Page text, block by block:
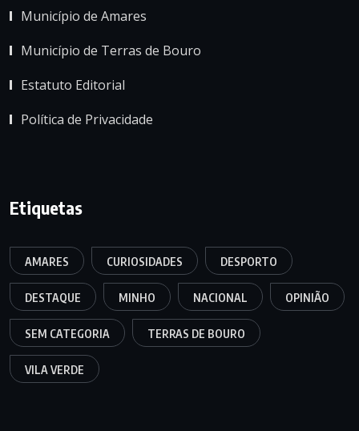
Município de Amares
Município de Terras de Bouro
Estatuto Editorial
Política de Privacidade
Etiquetas
AMARES CURIOSIDADES DESPORTO
DESTAQUE MINHO NACIONAL OPINIÃO
SEM CATEGORIA TERRAS DE BOURO
VILA VERDE